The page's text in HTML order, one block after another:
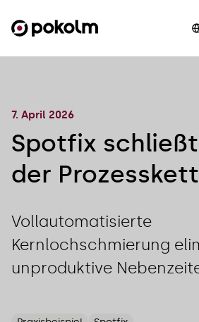
7. April 2026
Spotfix
der
Vollautomatisierte
Kernlochschmierung
unproduktive